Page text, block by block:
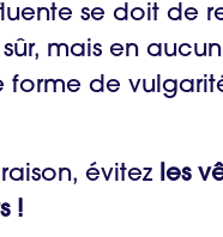
se doit de
mais en
forme de
évitez les
!